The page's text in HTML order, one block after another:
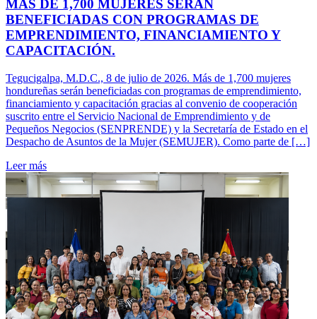
MÁS DE 1,700 MUJERES SERÁN
BENEFICIADAS CON PROGRAMAS DE
EMPRENDIMIENTO, FINANCIAMIENTO Y
CAPACITACIÓN.
Tegucigalpa, M.D.C., 8 de julio de 2026. Más de 1,700 mujeres
hondureñas serán beneficiadas con programas de emprendimiento,
financiamiento y capacitación gracias al convenio de cooperación
suscrito entre el Servicio Nacional de Emprendimiento y de
Pequeños Negocios (SENPRENDE) y la Secretaría de Estado en el
Despacho de Asuntos de la Mujer (SEMUJER). Como parte de […]
Leer más